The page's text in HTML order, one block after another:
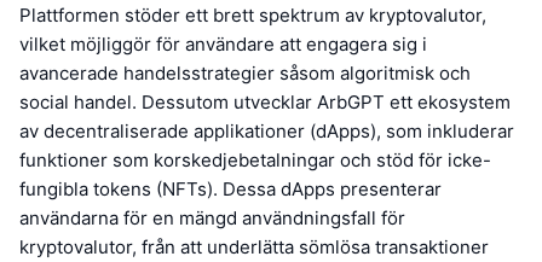
Plattformen stöder ett brett spektrum av kryptovalutor,
vilket möjliggör för användare att engagera sig i
avancerade handelsstrategier såsom algoritmisk och
social handel. Dessutom utvecklar ArbGPT ett ekosystem
av decentraliserade applikationer (dApps), som inkluderar
funktioner som korskedjebetalningar och stöd för icke-
fungibla tokens (NFTs). Dessa dApps presenterar
användarna för en mängd användningsfall för
kryptovalutor, från att underlätta sömlösa transaktioner